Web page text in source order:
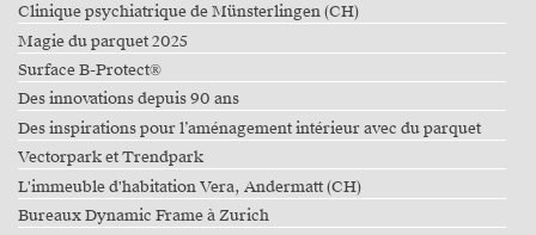
Clinique psychiatrique de Münsterlingen (CH)
Magie du parquet 2025
Surface B-Protect®
Des innovations depuis 90 ans
Des inspirations pour l’aménagement intérieur avec du parquet
Vectorpark et Trendpark
L'immeuble d'habitation Vera, Andermatt (CH)
Bureaux Dynamic Frame à Zurich